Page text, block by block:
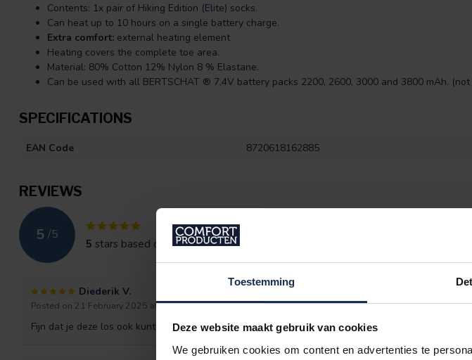
Toestemming
Deze website maakt gebruik van cookies
We gebruiken cookies om content en advertenties te
Contents: 1x pair of Hiking Edition (Elite) socks.
Can heat up to 10 hours on a single battery charge.
Extra comfort: external heating element
Heating covers the complete toe area.
Material: 80% Cotton 12% Nylon 8 % Elastane.
Can be used with all BERTSCHAT ® 7,4V battery packs 2200, 2600, 3000 and 3800 mAh. (not
SPECIFICATIONS
EAN Code 8720618162885
REVIEWS
5 /5
5 stars based on 7reviews
Diederik V.
Posted on 21 February 2025 at 08:45
Fijn dat je deze los ook kunt bestellen, doordat het sokken zijn redt ik het niet met 1 paar.